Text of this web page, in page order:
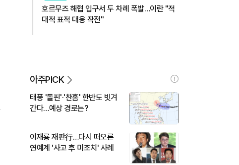
호르무즈 해협 입구서 두 차례 폭발…이란 "적
대적 표적 대응 작전"
아주PICK
태풍 '돌핀'·'찬홈' 한반도 빗겨
간다…예상 경로는?
이재룡 재판行…다시 떠오른
연예계 '사고 후 미조치' 사례